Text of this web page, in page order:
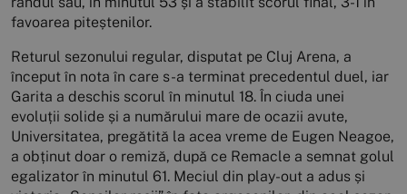
favoarea piteștenilor.
Returul sezonului regular, disputat pe Cluj Arena, a
început în nota în care s-a terminat precedentul duel, iar
Garita a deschis scorul în minutul 18. În ciuda unei
evoluții solide și a numărului mare de ocazii avute,
Universitatea, pregătită la acea vreme de Eugen Neagoe,
a obținut doar o remiză, după ce Remacle a semnat golul
egalizator în minutul 61. Meciul din play-out a adus și